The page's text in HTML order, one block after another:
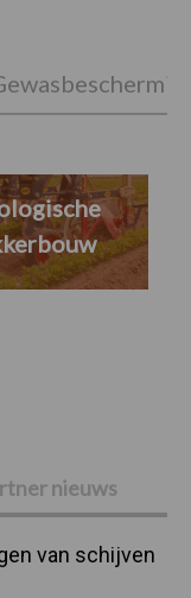
nieuws
van schijven